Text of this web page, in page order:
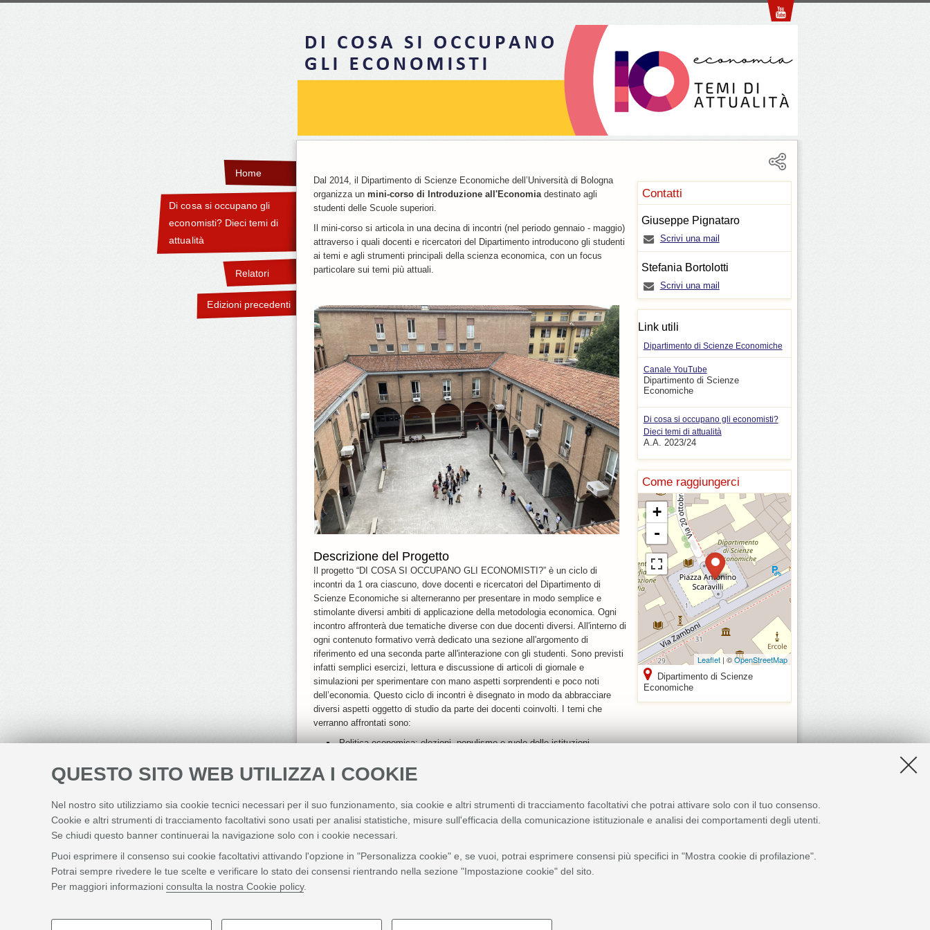
QUESTO SITO WEB UTILIZZA I COOKIE
Nel nostro sito utilizziamo sia cookie tecnici necessari per il suo funzionamento, sia cookie e altri strumenti di tracciamento facoltativi che potrai attivare solo con il tuo consenso.
Cookie e altri strumenti di tracciamento facoltativi sono usati per analisi statistiche, misure sull'efficacia della comunicazione istituzionale e analisi dei comportamenti degli utenti.
Se chiudi questo banner continuerai la navigazione solo con i cookie necessari.
Puoi esprimere il consenso sui cookie facoltativi attivando l'opzione in "Personalizza cookie" e, se vuoi, potrai esprimere consensi più specifici in "Mostra cookie di profilazione".
Potrai sempre rivedere le tue scelte e verificare lo stato dei consensi rientrando nella sezione "Impostazione cookie" del sito.
Per maggiori informazioni consulta la nostra Cookie policy.
Home
Di cosa si occupano gli
economisti? Dieci temi di
attualità
Relatori
Edizioni precedenti
Dal 2014, il Dipartimento di Scienze Economiche dell’Università di Bologna
organizza un mini-corso di Introduzione all'Economia destinato agli
studenti delle Scuole superiori.
Il mini-corso si articola in una decina di incontri (nel periodo gennaio - maggio)
attraverso i quali docenti e ricercatori del Dipartimento introducono gli studenti
ai temi e agli strumenti principali della scienza economica, con un focus
particolare sui temi più attuali.
Descrizione del Progetto
Il progetto “DI COSA SI OCCUPANO GLI ECONOMISTI?” è un ciclo di
incontri da 1 ora ciascuno, dove docenti e ricercatori del Dipartimento di
Scienze Economiche si alterneranno per presentare in modo semplice e
stimolante diversi ambiti di applicazione della metodologia economica. Ogni
incontro affronterà due tematiche diverse con due docenti diversi. All'interno di
ogni contenuto formativo verrà dedicato una sezione all'argomento di
riferimento ed una seconda parte all'interazione con gli studenti. Sono previsti
infatti semplici esercizi, lettura e discussione di articoli di giornale e
simulazioni per sperimentare con mano aspetti sorprendenti e poco noti
dell’economia. Questo ciclo di incontri è disegnato in modo da abbracciare
diversi aspetti oggetto di studio da parte dei docenti coinvolti. I temi che
verranno affrontati sono:
Politica economica: elezioni, populismo e ruolo delle istituzioni
Origini e conseguenze delle diseguaglianze nella salute e nel capitale
umano
I network sociali e l'economia
TBD (Sfide e opportunità dell'intelligenza artificiale OPPURE la
psicologia delle decisioni economiche)
Economia della salute: efficienza, equità e qualità nei servizi
L'inflazione: determinanti ed effetti
Contatti
Giuseppe Pignataro
Scrivi una mail
Stefania Bortolotti
Scrivi una mail
Link utili
Dipartimento di Scienze Economiche
Canale YouTube
Dipartimento di Scienze
Economiche
Di cosa si occupano gli economisti?
Dieci temi di attualità
A.A. 2023/24
Come raggiungerci
+
-
Leaflet| ©OpenStreetMap
Dipartimento di Scienze
Economiche